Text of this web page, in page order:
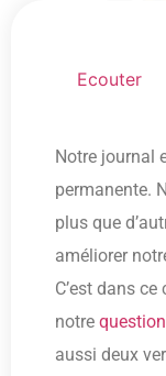
Ecouter
Notre journal
permanente.
plus que
améliorer
C’est dans
notre
aussi deux